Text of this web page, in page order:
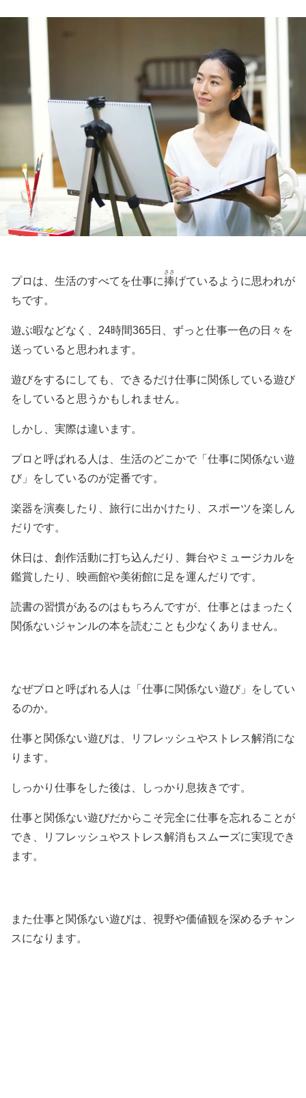
プロは、生活のすべてを仕事に捧
ささ
げているように思われが
ちです。
遊ぶ暇などなく、24時間365日、ずっと仕事一色の日々を
送っていると思われます。
遊びをするにしても、できるだけ仕事に関係している遊び
をしていると思うかもしれません。
しかし、実際は違います。
プロと呼ばれる人は、生活のどこかで「仕事に関係ない遊
び」をしているのが定番です。
楽器を演奏したり、旅行に出かけたり、スポーツを楽しん
だりです。
休日は、創作活動に打ち込んだり、舞台やミュージカルを
鑑賞したり、映画館や美術館に足を運んだりです。
読書の習慣があるのはもちろんですが、仕事とはまったく
関係ないジャンルの本を読むことも少なくありません。
なぜプロと呼ばれる人は「仕事に関係ない遊び」をしてい
るのか。
仕事と関係ない遊びは、リフレッシュやストレス解消にな
ります。
しっかり仕事をした後は、しっかり息抜きです。
仕事と関係ない遊びだからこそ完全に仕事を忘れることが
でき、リフレッシュやストレス解消もスムーズに実現でき
ます。
また仕事と関係ない遊びは、視野や価値観を深めるチャン
スになります。